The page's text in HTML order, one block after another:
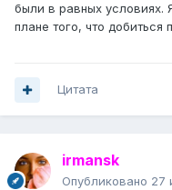
были в равных условиях.
плане того, что
Цитата
irmansk
Опубликовано 27